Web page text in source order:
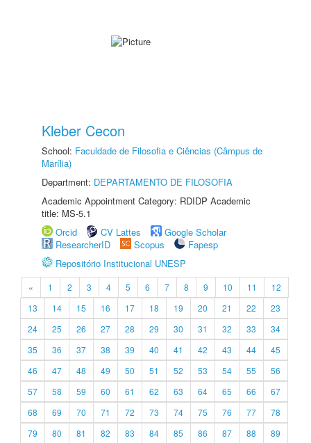
Kleber Cecon
School: Faculdade de Filosofia e Ciências (Câmpus de
Marília)
Department: DEPARTAMENTO DE FILOSOFIA
Academic Appointment Category: RDIDP Academic
title: MS-5.1
Orcid
CV Lattes
Google Scholar
ResearcherID
Scopus
Fapesp
Repositório Institucional UNESP
« 1 2 3 4 5 6 7 8 9 10 11
12
13
14 15 16 17 18 19 20 21 22
23
24
25 26 27 28 29 30 31 32 33
34
35
36 37 38 39 40 41 42 43 44
45
46
47 48 49 50 51 52 53 54 55
56
57
58 59 60 61 62 63 64 65 66
67
68
69 70 71 72 73 74 75 76 77
78
79
80 81 82 83 84 85 86 87 88
89